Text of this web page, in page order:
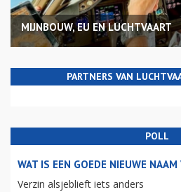
MIJNBOUW, EU EN LUCHTVAART
PARTNERS VAN
POLL
WAT IS EEN GOEDE NIEUWE
Verzin alsjeblieft iets anders